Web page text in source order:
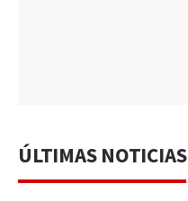
ÚLTIMAS NOTICIAS